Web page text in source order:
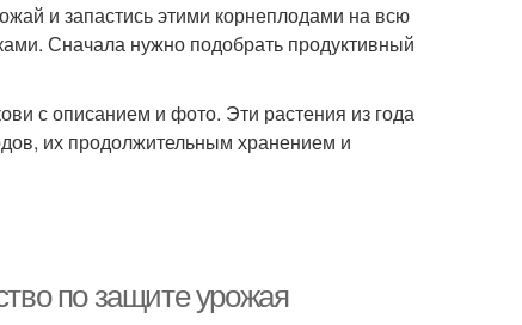
и запастись этими корнеплодами на всю
Сначала нужно подобрать продуктивный
с описанием и фото. Эти растения из года
их продолжительным хранением и
по защите урожая